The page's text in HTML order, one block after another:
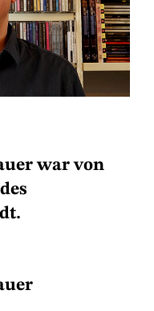
war von